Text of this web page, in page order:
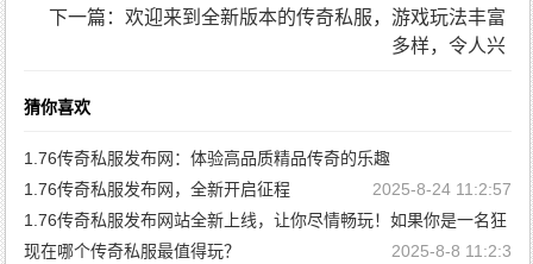
下一篇：欢迎来到全新版本的传奇私服，游戏玩法丰富
多样，令人兴
猜你喜欢
1.76传奇私服发布网：体验高品质精品传奇的乐趣
2025-8-24 11:6:41
1.76传奇私服发布网，全新开启征程
2025-8-24 11:2:57
1.76传奇私服发布网站全新上线，让你尽情畅玩！如果你是一名狂
热的传奇玩家，那么这条消息一定让你兴奋不已。现在，你可以尝
现在哪个传奇私服最值得玩？
2025-8-8 11:2:3